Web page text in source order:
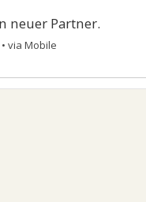
anderer im
neuer Partner.
•